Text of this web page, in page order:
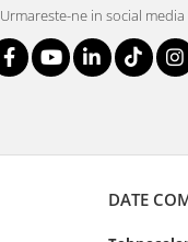
Urmareste-ne in social media
DATE